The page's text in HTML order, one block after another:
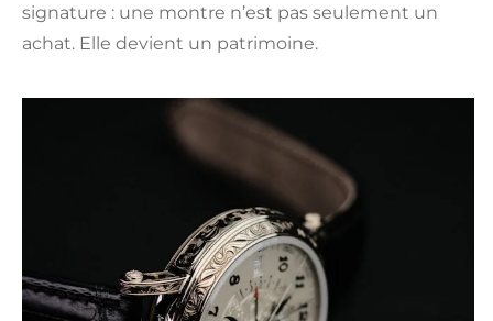
signature : une montre n’est pas seulement un
achat. Elle devient un patrimoine.